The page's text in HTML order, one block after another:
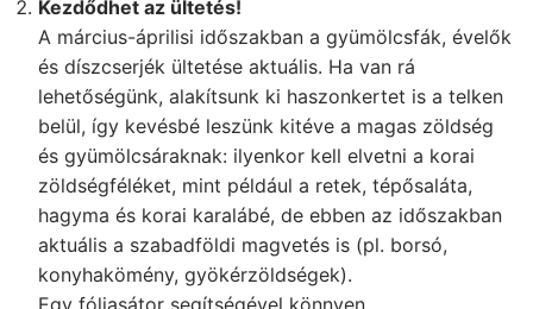
Kezdődhet az ültetés!
A március-áprilisi időszakban a gyümölcsfák, évelők
és díszcserjék ültetése aktuális. Ha van rá
lehetőségünk, alakítsunk ki haszonkertet is a telken
belül, így kevésbé leszünk kitéve a magas zöldség
és gyümölcsáraknak: ilyenkor kell elvetni a korai
zöldségféléket, mint például a retek, tépősaláta,
hagyma és korai karalábé, de ebben az időszakban
aktuális a szabadföldi magvetés is (pl. borsó,
konyhakömény, gyökérzöldségek).